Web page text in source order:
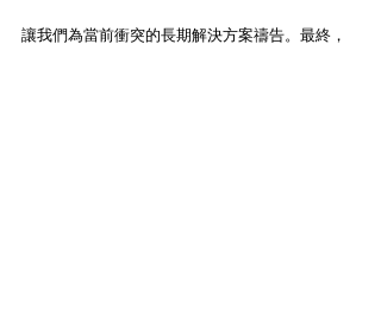
讓我們為當前衝突的長期解決方案禱告。最終，